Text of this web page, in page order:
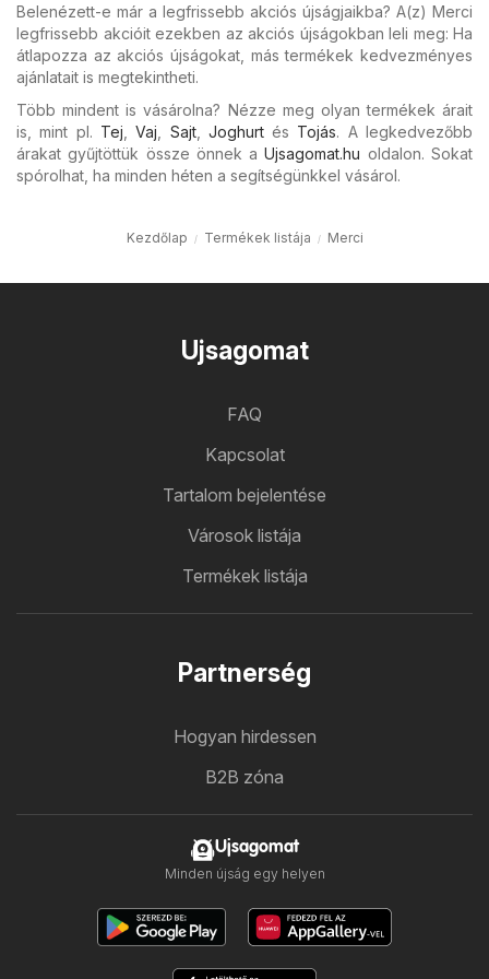
Belenézett-e már a legfrissebb akciós újságjaikba? A(z) Merci
legfrissebb akcióit ezekben az akciós újságokban leli meg: Ha
átlapozza az akciós újságokat, más termékek kedvezményes
ajánlatait is megtekintheti.
Több mindent is vásárolna? Nézze meg olyan termékek árait
is, mint pl. Tej ,Vaj Sajt, Joghurtés Tojás. A legkedvezőbb
árakat gyűjtöttük össze önnek aUjsagomat.hu oldalon. Sokat
spórolhat, ha minden héten a segítségünkkel vásárol.
Kezdőlap Termékek listája Merci
Ujsagomat
FAQ
Kapcsolat
Tartalom bejelentése
Városok listája
Termékek listája
Partnerség
Hogyan hirdessen
B2B zóna
Ujsagomat
Minden újság egy helyen